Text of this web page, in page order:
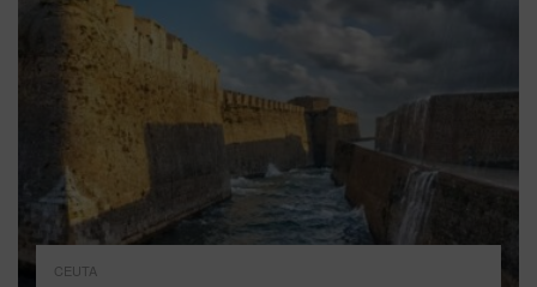
CEUTA